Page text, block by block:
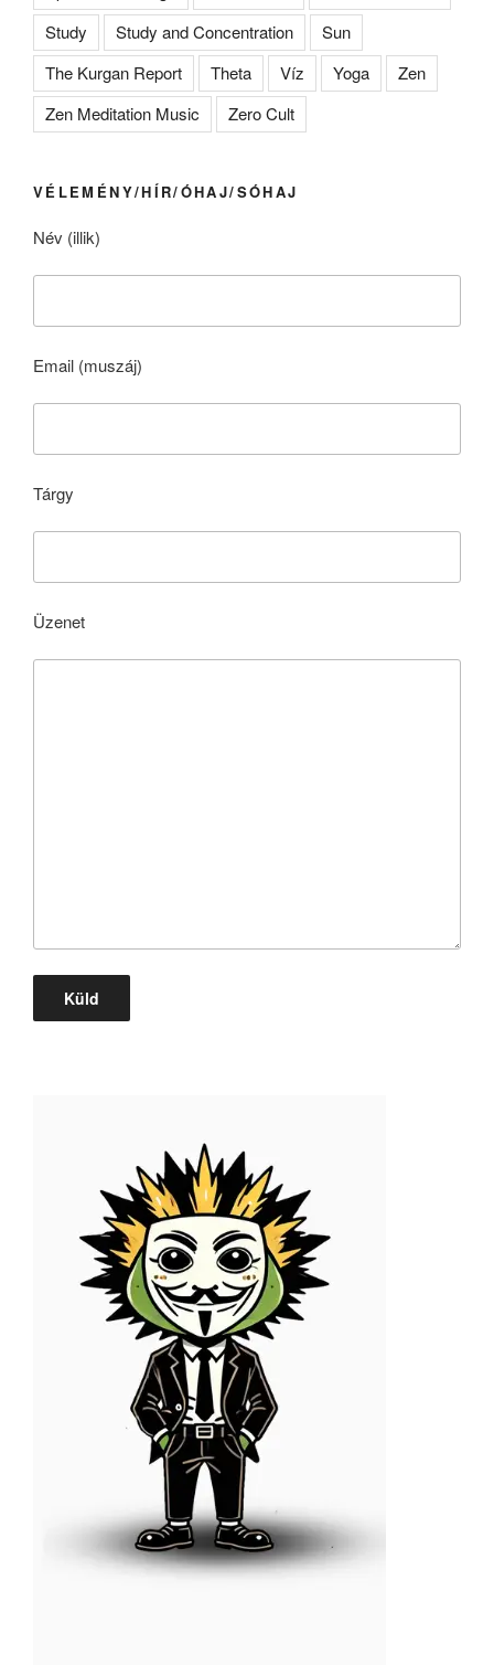
Study
Study and Concentration
Sun
The Kurgan Report
Theta Víz Yoga
Zen
Zen Meditation Music
Zero Cult
VÉLEMÉNY/HÍR/ÓHAJ/SÓHAJ
Név (illik)
Email (muszáj)
Tárgy
Üzenet